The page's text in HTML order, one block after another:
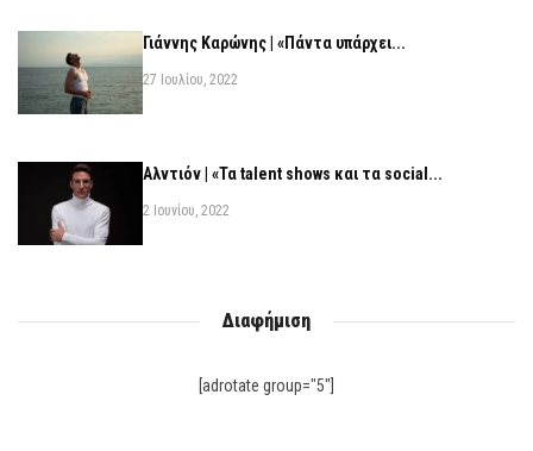
Γιάννης Καρώνης | «Πάντα υπάρχει...
27 Ιουλίου, 2022
Αλντιόν | «Τα talent shows και τα social...
2 Ιουνίου, 2022
Διαφήμιση
[adrotate group="5"]